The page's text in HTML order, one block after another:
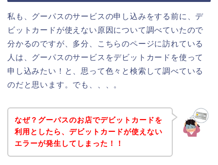
私も、グーパスのサービスの申し込みをする前に、デ
ビットカードが使えない原因について調べていたので
分かるのですが、多分、こちらのページに訪れている
人は、グーパスのサービスをデビットカードを使って
申し込みたい！と、思って色々と検索して調べている
のだと思います。でも、、、。
なぜ？グーパスのお店でデビットカードを
利用としたら、デビットカードが使えない
エラーが発生してしまった！！